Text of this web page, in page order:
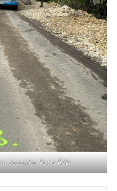
Jeseníka. Foto: ŘSD